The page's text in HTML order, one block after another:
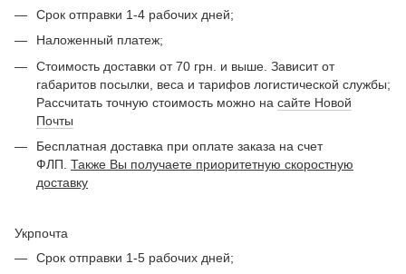
Срок отправки 1-4 рабочих дней;
Наложенный платеж;
Стоимость доставки от 70 грн. и выше. Зависит от
габаритов посылки, веса и тарифов логистической службы;
Рассчитать точную стоимость можно на сайте Новой
Почты
Бесплатная доставка при оплате заказа на счет
ФЛП. Также Вы получаете приоритетную скоростную
доставку
Укрпочта
Срок отправки 1-5 рабочих дней;